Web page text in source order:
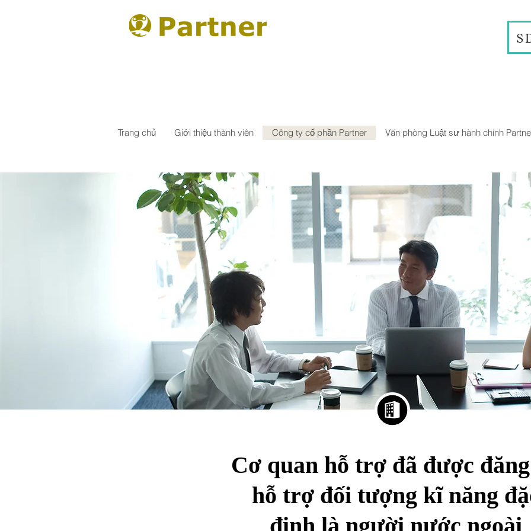
Trang chủ Giới thiệu thành viên Công ty cổ phần Partner Văn phòng Luật sư hành chính
Cơ quan hỗ trợ đã được
hỗ trợ đối tượng kĩ năng
định là người nước ngoài